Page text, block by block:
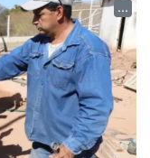
...